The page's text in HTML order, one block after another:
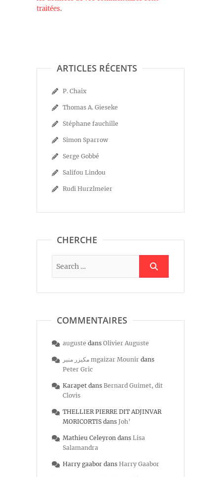
traitées.
ARTICLES RÉCENTS
P. Chaix
Thomas A. Gieseke
Stéphane fauchille
Simon Sparrow
Serge Gobbé
Salifou Lindou
Rudi Hurzlmeier
CHERCHE
COMMENTAIRES
auguste dans Olivier Auguste
مكيزر منير mgaizar Mounir dans
Peter Gric
Karapet dans Bernard Guimet, dit
Clovis
THELLIER PIERRE DIT ADJINVAR
MORICORTIS dans Joh’
Mathieu Celeyron dans Lisa
Salamandra
Harry gaabor dans Harry Gaabor